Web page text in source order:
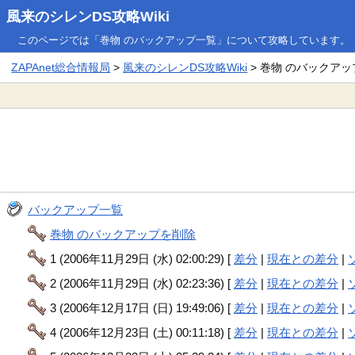
風来のシレンDS攻略Wiki
このページでは「巻物 のバックアップ一覧」について攻略しています。
ZAPAnet総合情報局 > 風来のシレンDS攻略Wiki > 巻物 のバックアッ
バックアップ一覧
巻物 のバックアップを削除
1 (2006年11月29日 (水) 02:00:29) [ 差分 |現在との差分 |
2 (2006年11月29日 (水) 02:23:36) [ 差分 |現在との差分 |
3 (2006年12月17日 (日) 19:49:06) [ 差分 |現在との差分 |
4 (2006年12月23日 (土) 00:11:18) [ 差分 |現在との差分 |